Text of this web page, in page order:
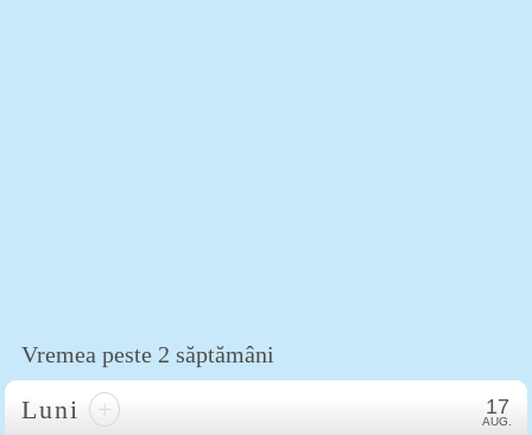
Vremea peste 2 săptămâni
Luni + 17
AUG.